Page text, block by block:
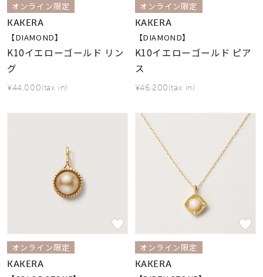
オンライン限定
KAKERA
【DIAMOND】
K10イエローゴールド リン
グ
¥44,000(tax in)
オンライン限定
KAKERA
【DIAMOND】
K10イエローゴールド ピア
ス
¥46,200(tax in)
オンライン限定
KAKERA
オンライン限定
KAKERA